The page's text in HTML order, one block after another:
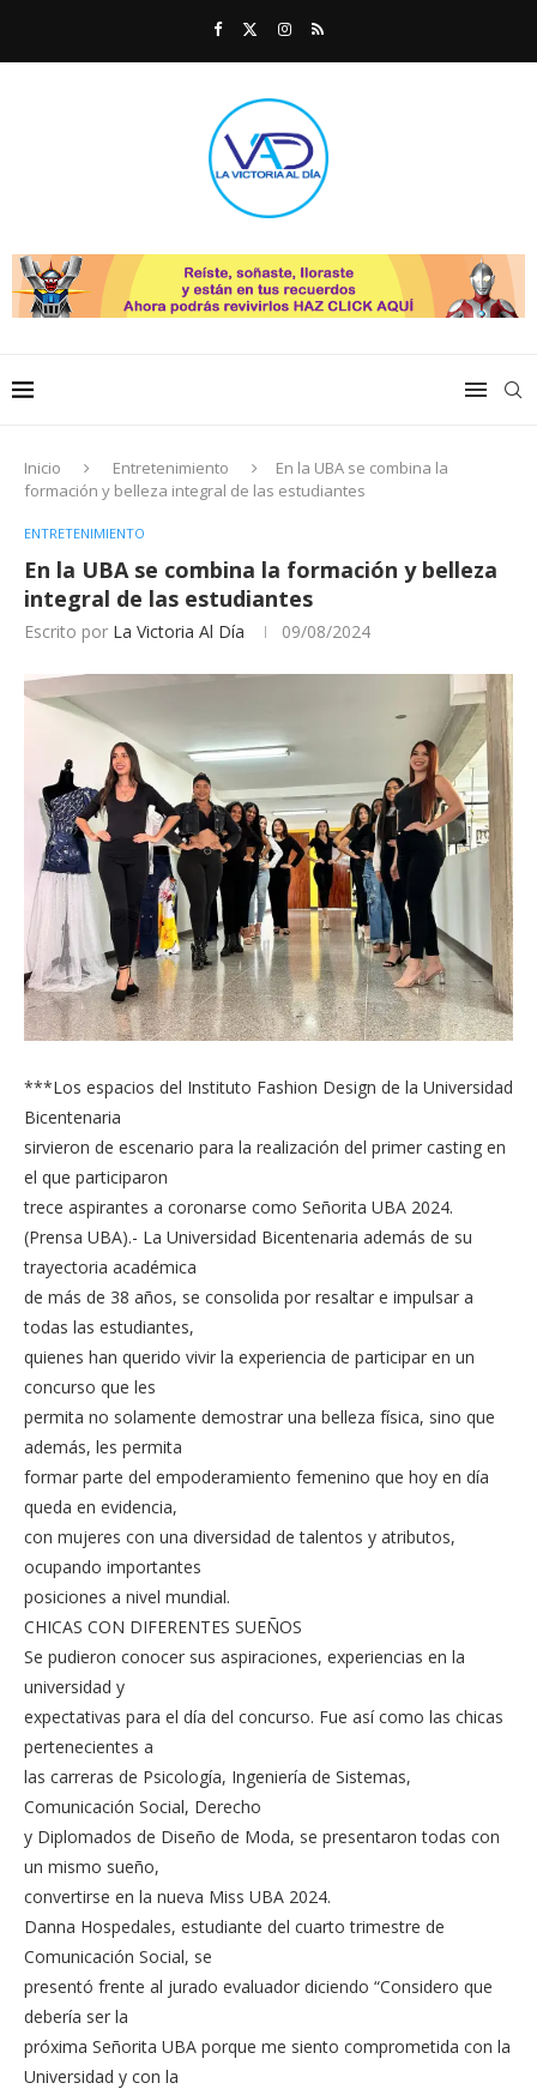
Inicio Entretenimiento
En la UBA se combina la
formación y belleza integral de las estudiantes
ENTRETENIMIENTO
En la UBA se combina la formación y belleza
integral de las estudiantes
Escrito por La Victoria Al Día 09/08/2024
***Los espacios del Instituto Fashion Design de la Universidad
Bicentenaria
sirvieron de escenario para la realización del primer casting en
el que participaron
trece aspirantes a coronarse como Señorita UBA 2024.
(Prensa UBA).- La Universidad Bicentenaria además de su
trayectoria académica
de más de 38 años, se consolida por resaltar e impulsar a
todas las estudiantes,
quienes han querido vivir la experiencia de participar en un
concurso que les
permita no solamente demostrar una belleza física, sino que
además, les permita
formar parte del empoderamiento femenino que hoy en día
queda en evidencia,
con mujeres con una diversidad de talentos y atributos,
ocupando importantes
posiciones a nivel mundial.
CHICAS CON DIFERENTES SUEÑOS
Se pudieron conocer sus aspiraciones, experiencias en la
universidad y
expectativas para el día del concurso. Fue así como las chicas
pertenecientes a
las carreras de Psicología, Ingeniería de Sistemas,
Comunicación Social, Derecho
y Diplomados de Diseño de Moda, se presentaron todas con
un mismo sueño,
convertirse en la nueva Miss UBA 2024.
Danna Hospedales, estudiante del cuarto trimestre de
Comunicación Social, se
presentó frente al jurado evaluador diciendo “Considero que
debería ser la
próxima Señorita UBA porque me siento comprometida con la
Universidad y con la